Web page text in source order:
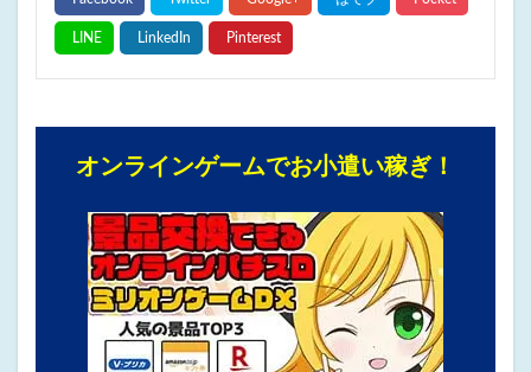
オンラインゲームでお小遣い稼ぎ！